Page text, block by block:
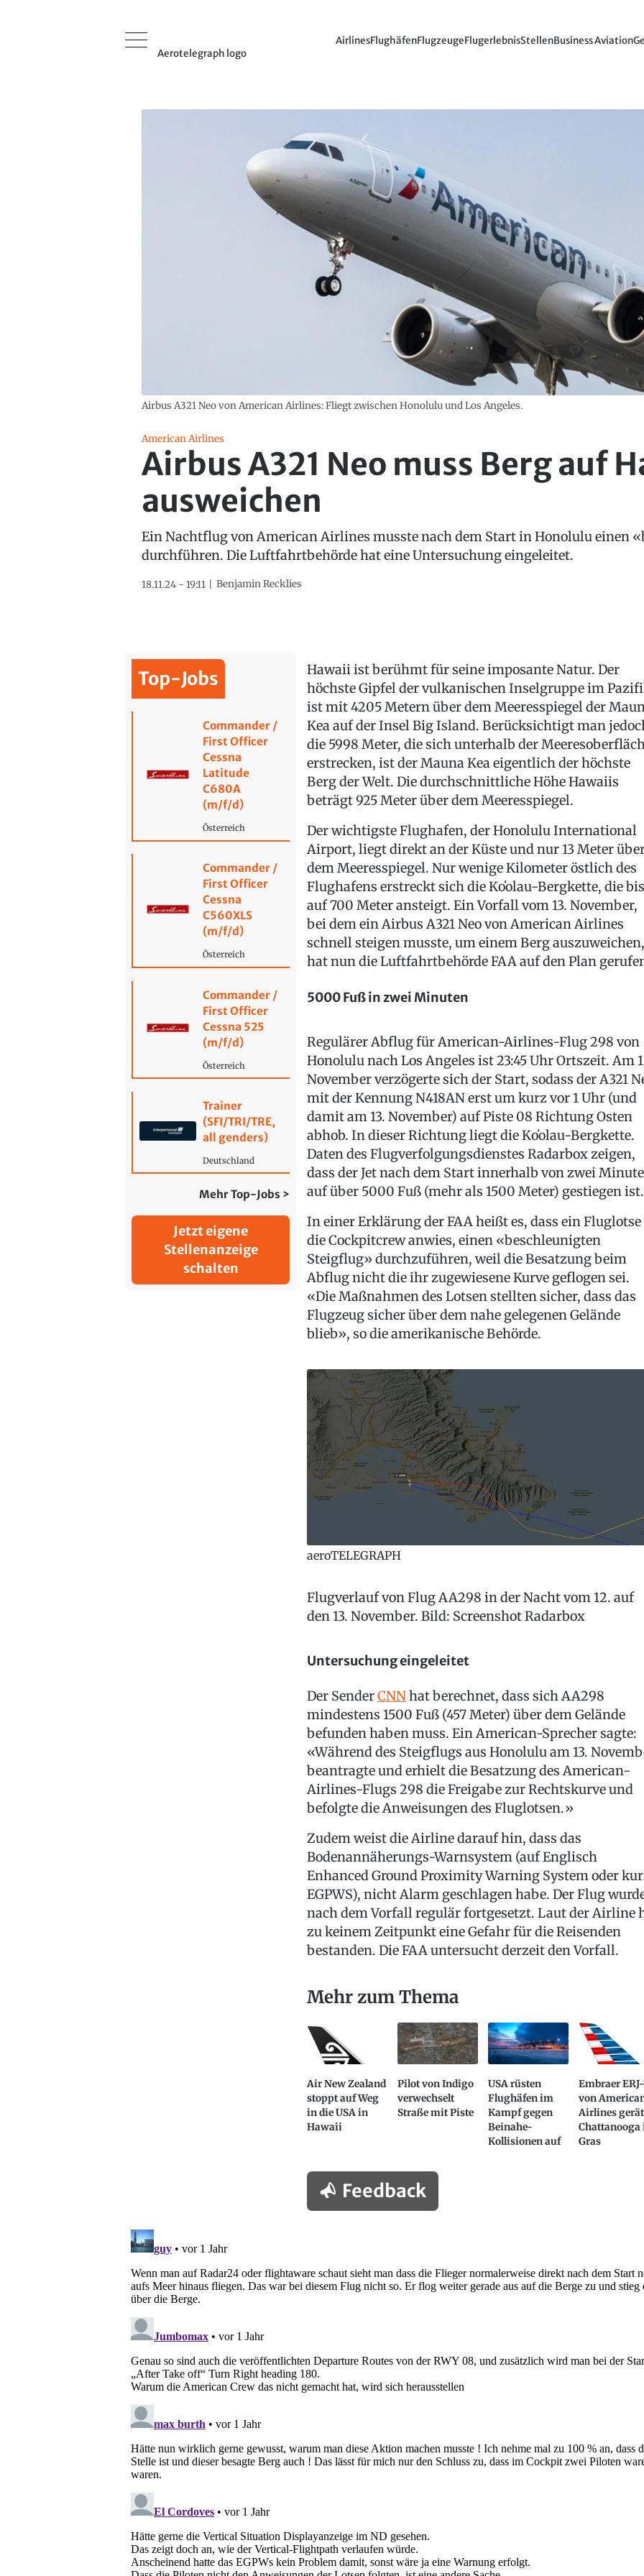
Aerotelegraph logo
AirlinesFlughäfenFlugzeugeFlugerlebnisStellenBusiness Aviation
Airbus A321 Neo von American Airlines: Fliegt zwischen Honolulu und Los Angeles.
American Airlines
Airbus A321 Neo muss Berg auf
ausweichen
Ein Nachtflug von American Airlines musste nach dem Start in Honolulu einen
durchführen. Die Luftfahrtbehörde hat eine Untersuchung eingeleitet.
18.11.24 - 19:11 Benjamin Recklies
Top-Jobs
Commander /
First Officer
Cessna
Latitude
C680A
(m/f/d)
Österreich
Commander /
First Officer
Cessna
C560XLS
(m/f/d)
Österreich
Commander /
First Officer
Cessna 525
(m/f/d)
Österreich
Trainer
(SFI/TRI/TRE,
all genders)
Deutschland
Mehr Top-Jobs >
Jetzt eigene
Stellenanzeige
schalten
Hawaii ist berühmt für seine imposante Natur. Der
höchste Gipfel der vulkanischen Inselgruppe im
ist mit 4205 Metern über dem Meeresspiegel der
Kea auf der Insel Big Island. Berücksichtigt man
die 5998 Meter, die sich unterhalb der
erstrecken, ist der Mauna Kea eigentlich der höchste
Berg der Welt. Die durchschnittliche Höhe Hawaiis
beträgt 925 Meter über dem Meeresspiegel.
Der wichtigste Flughafen, der Honolulu International
Airport, liegt direkt an der Küste und nur 13 Meter
dem Meeresspiegel. Nur wenige Kilometer östlich des
Flughafens erstreckt sich die Koʻolau-Bergkette, die bis
auf 700 Meter ansteigt. Ein Vorfall vom 13. November,
bei dem ein Airbus A321 Neo von American Airlines
schnell steigen musste, um einem Berg auszuweichen,
hat nun die Luftfahrtbehörde FAA auf den Plan
5000 Fuß in zwei Minuten
Regulärer Abflug für American-Airlines-Flug 298 von
Honolulu nach Los Angeles ist 23:45 Uhr Ortszeit. Am
November verzögerte sich der Start, sodass der A321
mit der Kennung N418AN erst um kurz vor 1 Uhr (und
damit am 13. November) auf Piste 08 Richtung Osten
abhob. In dieser Richtung liegt die Koʻolau-Bergkette.
Daten des Flugverfolgungsdienstes Radarbox zeigen,
dass der Jet nach dem Start innerhalb von zwei
auf über 5000 Fuß (mehr als 1500 Meter) gestiegen ist.
In einer Erklärung der FAA heißt es, dass ein Fluglotse
die Cockpitcrew anwies, einen «beschleunigten
Steigflug» durchzuführen, weil die Besatzung beim
Abflug nicht die ihr zugewiesene Kurve geflogen sei.
«Die Maßnahmen des Lotsen stellten sicher, dass das
Flugzeug sicher über dem nahe gelegenen Gelände
blieb», so die amerikanische Behörde.
aeroTELEGRAPH
Flugverlauf von Flug AA298 in der Nacht vom 12. auf
den 13. November. Bild: Screenshot Radarbox
Untersuchung eingeleitet
Der SenderCNNhat berechnet, dass sich AA298
mindestens 1500 Fuß (457 Meter) über dem Gelände
befunden haben muss. Ein American-Sprecher sagte:
«Während des Steigflugs aus Honolulu am 13.
beantragte und erhielt die Besatzung des American-
Airlines-Flugs 298 die Freigabe zur Rechtskurve und
befolgte die Anweisungen des Fluglotsen.»
Zudem weist die Airline darauf hin, dass das
Bodenannäherungs-Warnsystem (auf Englisch
Enhanced Ground Proximity Warning System oder
EGPWS), nicht Alarm geschlagen habe. Der Flug
nach dem Vorfall regulär fortgesetzt. Laut der Airline
zu keinem Zeitpunkt eine Gefahr für die Reisenden
bestanden. Die FAA untersucht derzeit den Vorfall.
Mehr zum Thema
Air New Zealand
stoppt auf Weg
in die USA in
Hawaii
Pilot von Indigo
verwechselt
Straße mit Piste
USA rüsten
Flughäfen im
Kampf gegen
Beinahe-
Kollisionen auf
Embraer ERJ-
von
Airlines
Chattanooga
Gras
Feedback